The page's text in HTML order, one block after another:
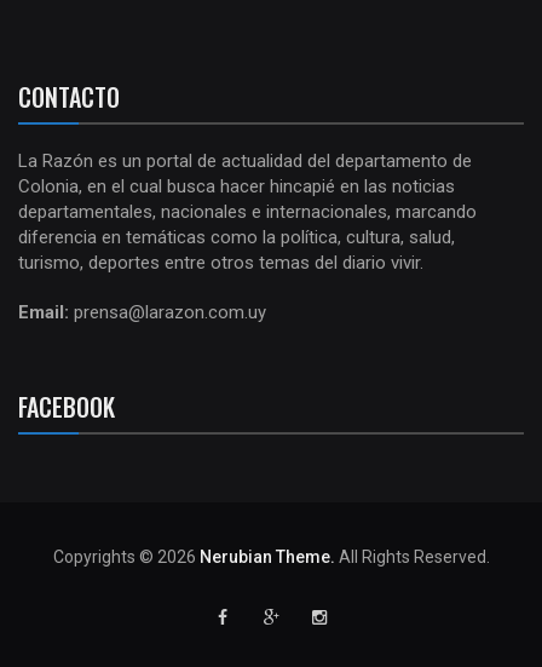
CONTACTO
La Razón es un portal de actualidad del departamento de
Colonia, en el cual busca hacer hincapié en las noticias
departamentales, nacionales e internacionales, marcando
diferencia en temáticas como la política, cultura, salud,
turismo, deportes entre otros temas del diario vivir.
Email: prensa@larazon.com.uy
FACEBOOK
Copyrights © 2026 Nerubian Theme. All Rights Reserved.